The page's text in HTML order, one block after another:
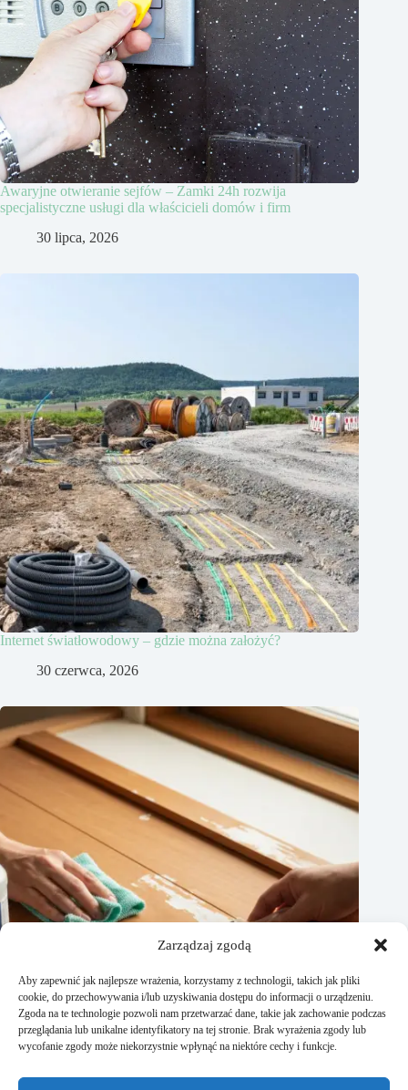
Zarządzaj zgodą
Aby zapewnić jak najlepsze wrażenia, korzystamy z technologii, takich jak pliki
cookie, do przechowywania i/lub uzyskiwania dostępu do informacji o urządzeniu.
Zgoda na te technologie pozwoli nam przetwarzać dane, takie jak zachowanie podczas
przeglądania lub unikalne identyfikatory na tej stronie. Brak wyrażenia zgody lub
wycofanie zgody może niekorzystnie wpłynąć na niektóre cechy i funkcje.
Awaryjne otwieranie sejfów – Zamki 24h rozwija
specjalistyczne usługi dla właścicieli domów i firm
30 lipca, 2026
Internet światłowodowy – gdzie można założyć?
30 czerwca, 2026